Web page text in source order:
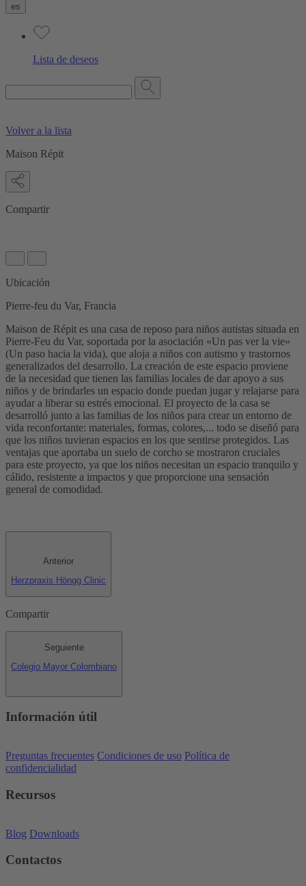
es
Lista de deseos
Volver a la lista
Maison Répit
Compartir
Ubicación
Pierre-feu du Var, Francia
Maison de Répit es una casa de reposo para niños autistas situada en
Pierre-Feu du Var, soportada por la asociación «Un pas ver la vie»
(Un paso hacia la vida), que aloja a niños con autismo y trastornos
generalizados del desarrollo. La creación de este espacio proviene
de la necesidad que tienen las familias locales de dar apoyo a sus
niños y de brindarles un espacio donde puedan jugar y relajarse para
ayudar a liberar su estrés emocional. El proyecto de la casa se
desarrolló junto a las familias de los niños para crear un entorno de
vida reconfortante: materiales, formas, colores,... todo se diseñó para
que los niños tuvieran espacios en los que sentirse protegidos. Las
ventajas que aportaba un suelo de corcho se mostraron cruciales
para este proyecto, ya que los niños necesitan un espacio tranquilo y
cálido, resistente a impactos y que proporcione una sensación
general de comodidad.
Anterior
Herzpraxis Höngg Clinic
Compartir
Seguiente
Colegio Mayor Colombiano
Información útil
Preguntas frecuentes Condiciones de uso Política de
confidencialidad
Recursos
Blog Downloads
Contactos